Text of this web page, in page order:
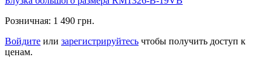
Розничная: 1 490 грн.
Войдите или зарегистрируйтесь чтобы получить доступ к
ценам.